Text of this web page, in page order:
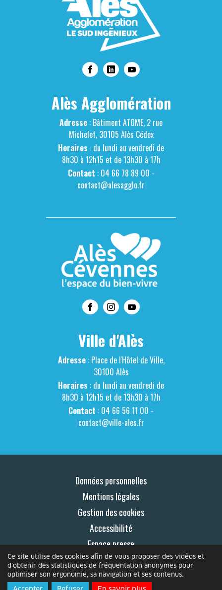
Ce site utilise des cookies afin de vous proposer des vidéos et
d'obtenir des statistiques de fréquentation anonymes pour
optimiser son ergonomie, sa navigation et ses contenus.
Alès Agglomération
Adresse : Bâtiment ATOME, 2 rue
Michelet, 30105 Alès Cédex
Horaires : du lundi au vendredi de
8h30 à 12h15 et de 13h30 à 17h
Contact : 04 66 78 89 00 -
contact@alesagglo.fr
Ville d'Alès
Adresse: Place de l'Hôtel de Ville,
30100 Alès
Horaires : du lundi au vendredi de
8h30 à 12h15 et de 13h30 à 17h
Contact : 04 66 56 11 00 -
contact@ville-ales.fr
© 2026 Le Mag
Données personnelles
Mentions légales
Gestion des cookies
Accessibilité
Espace presse
Contact